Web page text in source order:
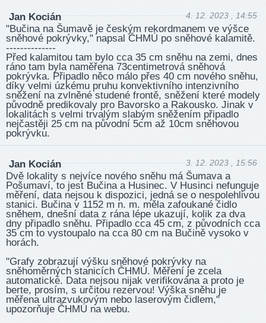
Jan Kocián 4. 12. 2023 , 14:55
"Bučina na Šumavě je českým rekordmanem ve výšce
sněhové pokrývky," napsal ČHMÚ po sněhové kalamitě.
--------------
Před kalamitou tam bylo cca 35 cm sněhu na zemi, dnes
ráno tam byla naměřena 73centimetrová sněhová
pokrývka. Připadlo něco málo přes 40 cm nového sněhu,
díky velmi úzkému pruhu konvektivního intenzivního
sněžení na zvlněné studené frontě, sněžení které modely
původně predikovaly pro Bavorsko a Rakousko. Jinak v
lokalitách s velmi trvalým slabým sněžením připadlo
nejčastěji 25 cm na původní 5cm až 10cm sněhovou
pokrývku.
Jan Kocián 3. 12. 2023 , 15:56
Dvě lokality s nejvíce nového sněhu má Šumava a
Pošumaví, to jest Bučina a Husinec. V Husinci nefunguje
měření, data nejsou k dispozici, jedná se o nespolehlivou
stanici. Bučina v 1152 m n. m. měla zafoukané čidlo
sněhem, dnešní data z rána lépe ukazují, kolik za dva
dny připadlo sněhu. Připadlo cca 45 cm, z původních cca
35 cm to vystoupalo na cca 80 cm na Bučině vysoko v
horách.
"Grafy zobrazují výšku sněhové pokrývky na
sněhoměrných stanicích ČHMÚ. Měření je zcela
automatické. Data nejsou nijak verifikována a proto je
berte, prosím, s určitou rezervou! Výška sněhu je
měřena ultrazvukovým nebo laserovým čidlem,"
upozorňuje ČHMÚ na webu.